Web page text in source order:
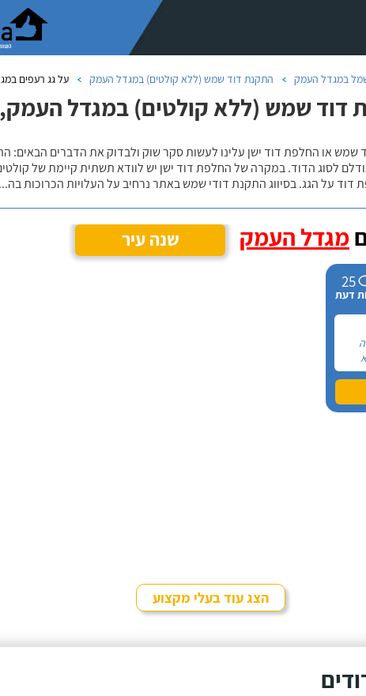
במגדל העמק התקנת דוד שמש (ללא קולטים) במגדל העמק על גג רעפים
דוד שמש (ללא קולטים) במגדל
שמש או החלפת דוד ישן עלינו לעשות סקר שוק ולבדוק את הדברים
לסוג הדוד. במקרה של החלפת דוד ישן יש לוודא תשתית קיימת של
על הגג. בסיווג התקנת דודי שמש באתר נרחיב על העלויות הכרוכות בה...
מגדל העמק שנה עיר
25
דעת
הצג עוד בעלי מקצוע